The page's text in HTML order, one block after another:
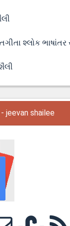
શ્લોક ભાષાંતર
jeevan shailee